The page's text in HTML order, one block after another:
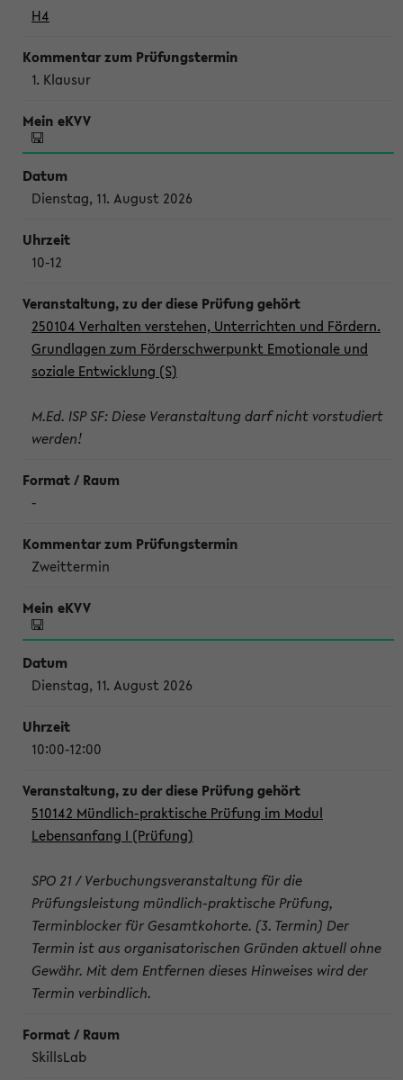
H4
1. Klausur
Dienstag, 11. August 2026
10-12
250104 Verhalten verstehen, Unterrichten und Fördern.
Grundlagen zum Förderschwerpunkt Emotionale und
soziale Entwicklung (S)
M.Ed. ISP SF: Diese Veranstaltung darf nicht vorstudiert
werden!
-
Zweittermin
Dienstag, 11. August 2026
10:00-12:00
510142 Mündlich-praktische Prüfung im Modul
Lebensanfang I (Prüfung)
SPO 21 / Verbuchungsveranstaltung für die
Prüfungsleistung mündlich-praktische Prüfung,
Terminblocker für Gesamtkohorte. (3. Termin) Der
Termin ist aus organisatorischen Gründen aktuell ohne
Gewähr. Mit dem Entfernen dieses Hinweises wird der
Termin verbindlich.
SkillsLab